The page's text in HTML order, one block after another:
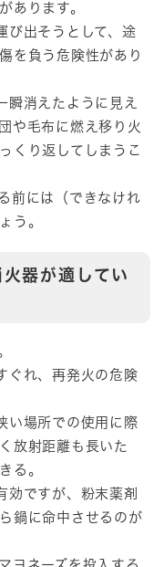
あります。
び出そうとして、途
を負う危険性があり
瞬消えたように見え
や毛布に燃え移り火
くり返してしまうこ
前には（できなけれ
う。
器が適してい
ぐれ、再発火の危険
い場所での使用に際
放射距離も長いた
る。
効ですが、粉末薬剤
鍋に命中させるのが